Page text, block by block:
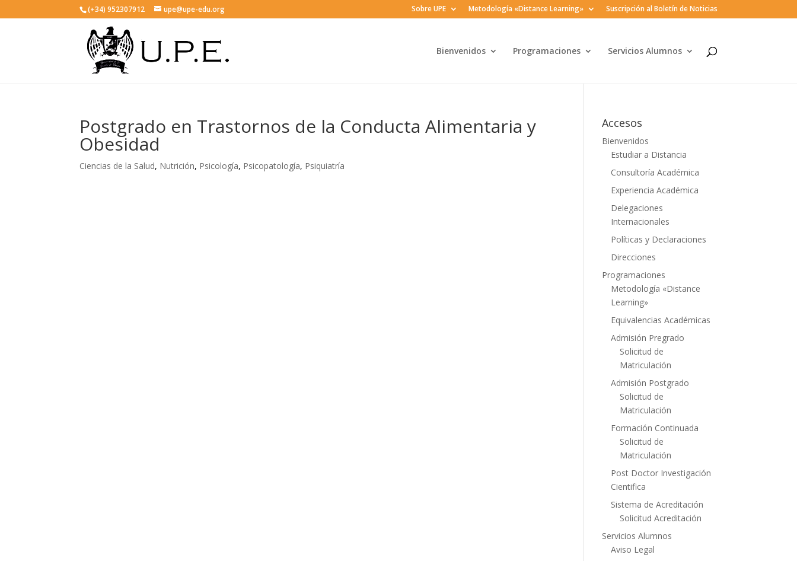
(+34) 952307912 upe@upe-edu.org Sobre UPE Metodología «Distance Learning» Suscripción al Boletín de Noticias
Bienvenidos Programaciones Servicios Alumnos
Postgrado en Trastornos de la Conducta Alimentaria y
Obesidad
Ciencias de la Salud, Nutrición, Psicología, Psicopatología, Psiquiatría
Accesos
Bienvenidos
Estudiar a Distancia
Consultoría Académica
Experiencia Académica
Delegaciones
Internacionales
Políticas y Declaraciones
Direcciones
Programaciones
Metodología «Distance
Learning»
Equivalencias Académicas
Admisión Pregrado
Solicitud de
Matriculación
Admisión Postgrado
Solicitud de
Matriculación
Formación Continuada
Solicitud de
Matriculación
Post Doctor Investigación
Cientifica
Sistema de Acreditación
Solicitud Acreditación
Servicios Alumnos
Aviso Legal